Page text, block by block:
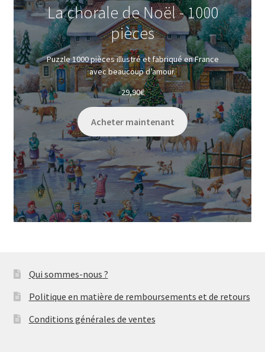
La chorale de Noël - 1000
pièces
Puzzle 1000 pièces illustré et fabriqué en France
avec beaucoup d’amour.
29,90€
Acheter maintenant
Qui sommes-nous ?
Politique en matière de remboursements et de retours
Conditions générales de ventes